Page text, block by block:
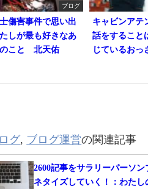
ブログ
傷害事件で思い出
しが最も好きなあ
こと 北天佑
キャビンアテ
話をすること
じているおっ
グ, ブログ運営の関連記事
2600記事をサラリーパーソ
ネタイズしていく！：わたし